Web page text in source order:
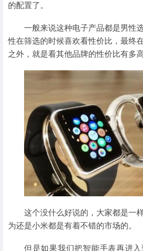
的配置了。
一般来说这种电子产品都是男性
性在筛选的时候喜欢看性价比，最终
之外，就是看其他品牌的性价比有多高
这个没什么好说的，大家都是一
为还是小米都是有着不错的市场的。
但是如果我们把智能手表再进